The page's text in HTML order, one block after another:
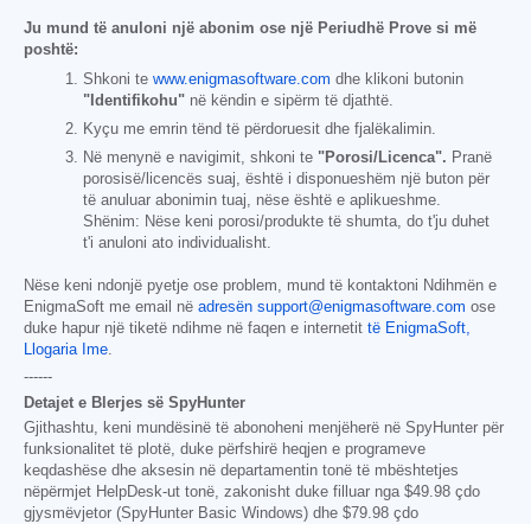
Ju mund të anuloni një abonim ose një Periudhë Prove si më
poshtë:
Shkoni te www.enigmasoftware.com dhe klikoni butonin
"Identifikohu" në këndin e sipërm të djathtë.
Kyçu me emrin tënd të përdoruesit dhe fjalëkalimin.
Në menynë e navigimit, shkoni te "Porosi/Licenca". Pranë
porosisë/licencës suaj, është i disponueshëm një buton për
të anuluar abonimin tuaj, nëse është e aplikueshme.
Shënim: Nëse keni porosi/produkte të shumta, do t'ju duhet
t'i anuloni ato individualisht.
Nëse keni ndonjë pyetje ose problem, mund të kontaktoni Ndihmën e
EnigmaSoft me email në adresën support@enigmasoftware.com ose
duke hapur një tiketë ndihme në faqen e internetit të EnigmaSoft,
Llogaria Ime.
------
Detajet e Blerjes së SpyHunter
Gjithashtu, keni mundësinë të abonoheni menjëherë në SpyHunter për
funksionalitet të plotë, duke përfshirë heqjen e programeve
keqdashëse dhe aksesin në departamentin tonë të mbështetjes
nëpërmjet HelpDesk-ut tonë, zakonisht duke filluar nga $49.98 çdo
gjysmëvjetor (SpyHunter Basic Windows) dhe $79.98 çdo